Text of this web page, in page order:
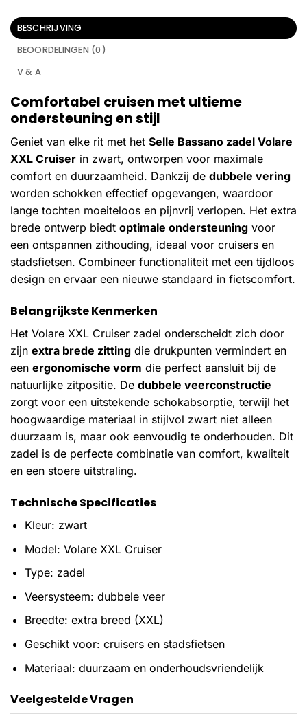
BESCHRIJVING
BEOORDELINGEN (0)
V & A
Comfortabel cruisen met ultieme
ondersteuning en stijl
Geniet van elke rit met het Selle Bassano zadel Volare
XXL Cruiser in zwart, ontworpen voor maximale
comfort en duurzaamheid. Dankzij de dubbele vering
worden schokken effectief opgevangen, waardoor
lange tochten moeiteloos en pijnvrij verlopen. Het extra
brede ontwerp biedt optimale ondersteuning voor
een ontspannen zithouding, ideaal voor cruisers en
stadsfietsen. Combineer functionaliteit met een tijdloos
design en ervaar een nieuwe standaard in fietscomfort.
Belangrijkste Kenmerken
Het Volare XXL Cruiser zadel onderscheidt zich door
zijn extra brede zitting die drukpunten vermindert en
een ergonomische vorm die perfect aansluit bij de
natuurlijke zitpositie. De dubbele veerconstructie
zorgt voor een uitstekende schokabsorptie, terwijl het
hoogwaardige materiaal in stijlvol zwart niet alleen
duurzaam is, maar ook eenvoudig te onderhouden. Dit
zadel is de perfecte combinatie van comfort, kwaliteit
en een stoere uitstraling.
Technische Specificaties
Kleur: zwart
Model: Volare XXL Cruiser
Type: zadel
Veersysteem: dubbele veer
Breedte: extra breed (XXL)
Geschikt voor: cruisers en stadsfietsen
Materiaal: duurzaam en onderhoudsvriendelijk
Veelgestelde Vragen